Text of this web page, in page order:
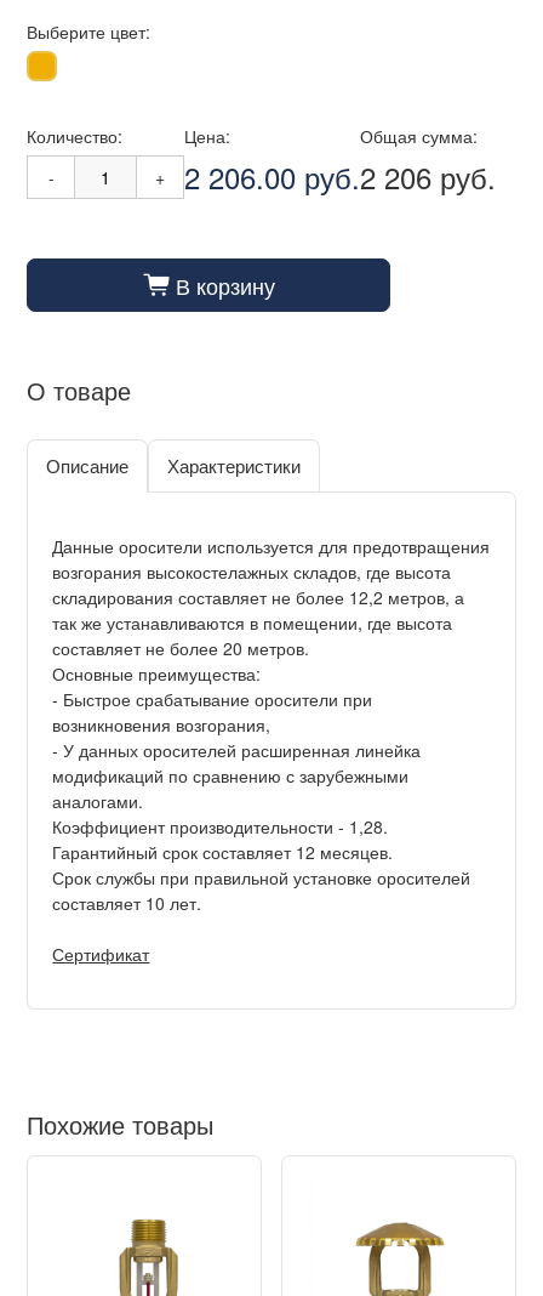
Выберите цвет:
Количество:
-
+
Цена:
2 206.00 руб.
Общая сумма:
2 206 руб.
cart_fill В корзину
О товаре
Описание Характеристики
Данные оросители используется для предотвращения
возгорания высокостелажных складов, где высота
складирования составляет не более 12,2 метров, а
так же устанавливаются в помещении, где высота
составляет не более 20 метров.
Основные преимущества:
- Быстрое срабатывание оросители при
возникновения возгорания,
- У данных оросителей расширенная линейка
модификаций по сравнению с зарубежными
аналогами.
Коэффициент производительности - 1,28.
Гарантийный срок составляет 12 месяцев.
Срок службы при правильной установке оросителей
составляет 10 лет.
Сертификат
Похожие товары